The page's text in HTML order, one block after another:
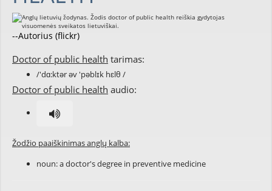
--Autorius (flickr)
Doctor of public health tarimas:
/'dɑ:ktər əv 'pəblɪk hɛlθ /
Doctor of public health audio:
Žodžio paaiškinimas anglų kalba:
noun: a doctor's degree in preventive medicine